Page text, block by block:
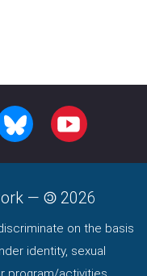
BLUESKY YOUTUBE
— 2026
on the basis
identity, sexual